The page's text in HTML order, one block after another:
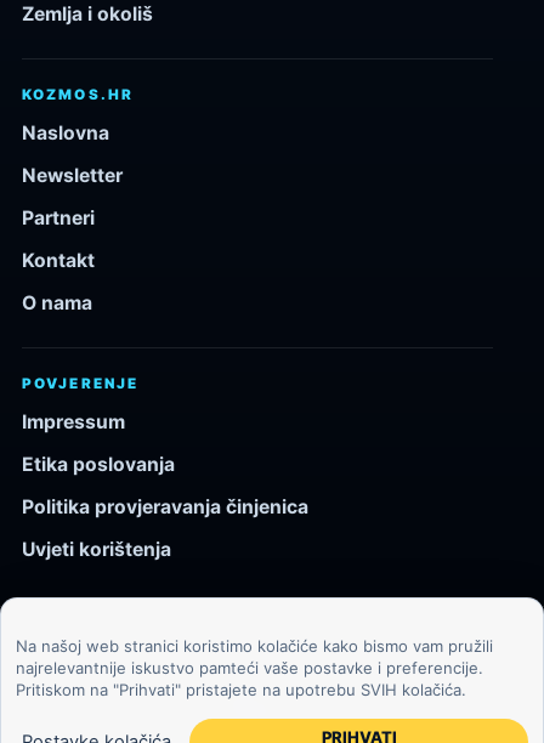
Zemlja i okoliš
KOZMOS.HR
Naslovna
Newsletter
Partneri
Kontakt
O nama
POVJERENJE
Impressum
Etika poslovanja
Politika provjeravanja činjenica
Uvjeti korištenja
© 2026 Kozmos.hr. Sva prava pridržana.
Svemir, znanost, tehnologija i velike ideje za znatiželjne
čitatelje.
Na našoj web stranici koristimo kolačiće kako bismo vam pružili
najrelevantnije iskustvo pamteći vaše postavke i preferencije.
Pritiskom na "Prihvati" pristajete na upotrebu SVIH kolačića.
PRIHVATI